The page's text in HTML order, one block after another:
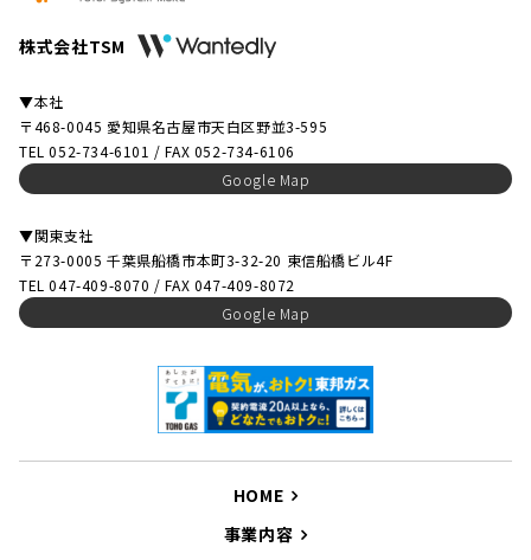
株式会社TSM
▼本社
〒468-0045 愛知県名古屋市天白区野並3-595
TEL 052-734-6101 / FAX 052-734-6106
Google Map
▼関東支社
〒273-0005 千葉県船橋市本町3-32-20 東信船橋ビル4F
TEL 047-409-8070 / FAX 047-409-8072
Google Map
HOME
事業内容